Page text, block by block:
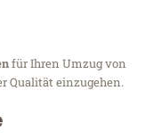
für Ihren Umzug von
Qualität einzugehen.